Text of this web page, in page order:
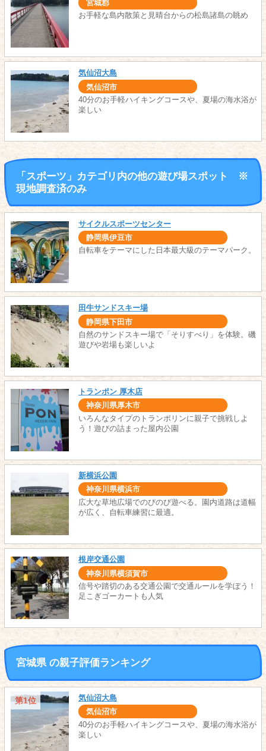
宮城郡
お手軽な島内散策と見晴台からの松島諸島の眺め
気仙沼大島
気仙沼市
40分のお手軽ハイキングコースや、夏場の海水浴が
楽しい
「スポーツ」カテゴリ内の他の遊び場スポット ※
現地調査済のみ
サイクルスポーツセンター
静岡県伊豆市
自転車をテーマにした日本最大級のテーマパーク。
田牛サンドスキー場
静岡県下田市
自然のサンドスキー場で「そりすべり」を体験。磯
遊びや岩場も楽しいよ
トランポン 厚木店
神奈川県厚木市
いろんなタイプのトランポリンに親子で挑戦しよ
う！遊びの詰まった屋内公園
新横浜公園
神奈川県横浜市
広大な草地広場でのびのび遊べる。園内道路は道幅
が広く、自転車練習に最適。
根岸交通公園
神奈川県横須賀市
信号や踏切のある交通公園で交通ルールを学ぼう！
足こぎゴーカートも人気
宮城県 の親子評価ランキング
第1位 気仙沼大島
気仙沼市
40分のお手軽ハイキングコースや、夏場の海水浴が
楽しい